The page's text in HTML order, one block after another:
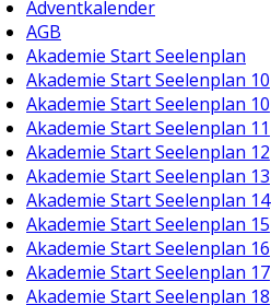
Adventkalender
AGB
Akademie Start Seelenplan
Akademie Start Seelenplan 10
Akademie Start Seelenplan 10
Akademie Start Seelenplan 11
Akademie Start Seelenplan 12
Akademie Start Seelenplan 13
Akademie Start Seelenplan 14
Akademie Start Seelenplan 15
Akademie Start Seelenplan 16
Akademie Start Seelenplan 17
Akademie Start Seelenplan 18